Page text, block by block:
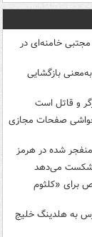
مجتبی خامنه‌ای در
بازگشایی
و قاتل است
صفحات مجازی
شده در هرمز
شکست می‌دهد
برای «کلثوم
بورس به هلدینگ خلیج